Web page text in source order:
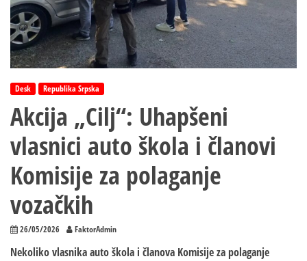
Desk Republika Srpska
Akcija „Cilj“: Uhapšeni
vlasnici auto škola i članovi
Komisije za polaganje
vozačkih
26/05/2026 FaktorAdmin
Nekoliko vlasnika auto škola i članova Komisije za polaganje